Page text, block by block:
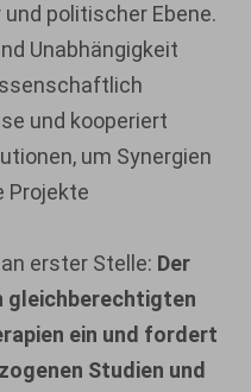
politischer Ebene.
Unabhängigkeit
und kooperiert
um Synergien
Projekte
erster Stelle: Der
gleichberechtigten
ein und fordert
Studien und